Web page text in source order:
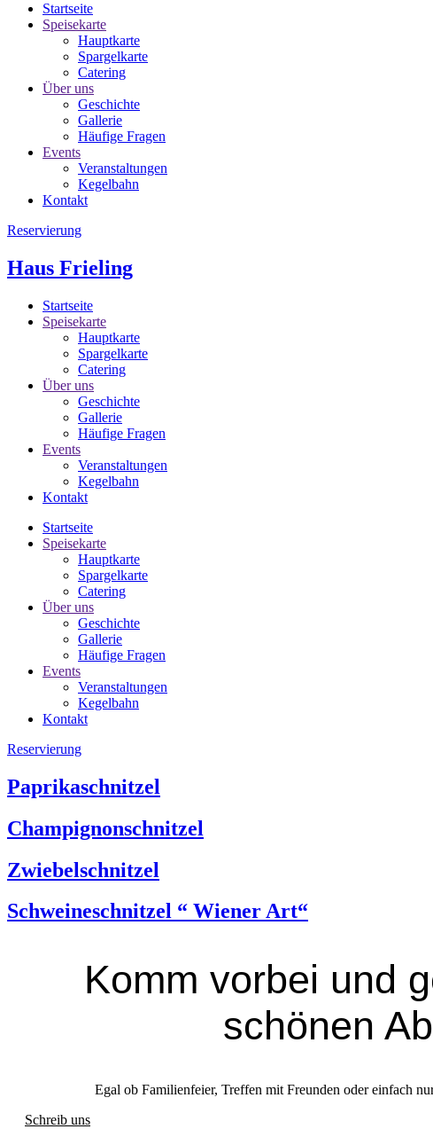
Startseite
Speisekarte
Hauptkarte
Spargelkarte
Catering
Über uns
Geschichte
Gallerie
Häufige Fragen
Events
Veranstaltungen
Kegelbahn
Kontakt
Reservierung
Haus Frieling
Startseite
Speisekarte
Hauptkarte
Spargelkarte
Catering
Über uns
Geschichte
Gallerie
Häufige Fragen
Events
Veranstaltungen
Kegelbahn
Kontakt
Startseite
Speisekarte
Hauptkarte
Spargelkarte
Catering
Über uns
Geschichte
Gallerie
Häufige Fragen
Events
Veranstaltungen
Kegelbahn
Kontakt
Reservierung
Paprikaschnitzel
Champignonschnitzel
Zwiebelschnitzel
Schweineschnitzel “ Wiener Art“
Komm vorbei und
schönen
Egal ob Familienfeier, Treffen mit Freunden oder einfach
Schreib uns